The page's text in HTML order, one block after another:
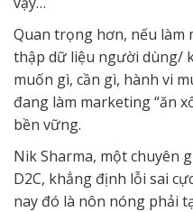
Quan trọng hơn, nếu
thập dữ liệu người dùng/
muốn gì, cần gì, hành vi
đang làm marketing “ăn
bền vững.
Nik Sharma, một chuyên
D2C, khẳng định lỗi sai
nay đó là nôn nóng phải